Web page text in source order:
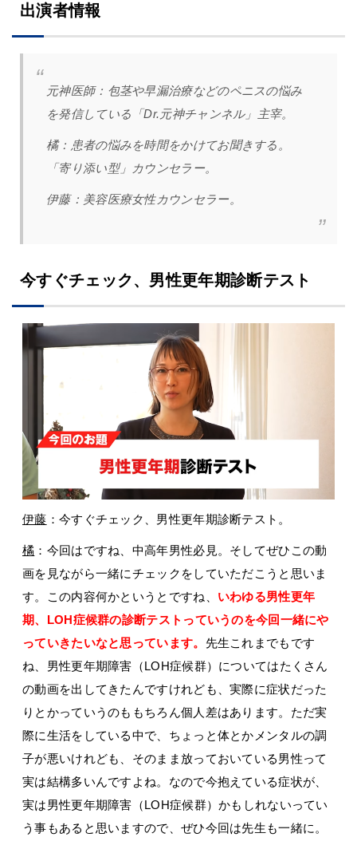
出演者情報
元神医師： 包茎や早漏治療などのペニスの悩み
を発信している「Dr.元神チャンネル」主宰。
橘： 患者の悩みを時間をかけてお聞きする。
「寄り添い型」カウンセラー。
伊藤：美容医療女性カウンセラー。
今すぐチェック、男性更年期診断テスト
伊藤 ：今すぐチェック、男性更年期診断テスト。
橘 ：今回はですね、中高年男性必見。そしてぜひこの動
画を見ながら一緒にチェックをしていただこうと思いま
す。この内容何かというとですね、 いわゆる男性更年
期、LOH症候群の診断テストっていうのを今回一緒にや
っていきたいなと思っています。 先生これまでもです
ね、男性更年期障害（LOH症候群）についてはたくさん
の動画を出してきたんですけれども、実際に症状だった
りとかっていうのももちろん個人差はあります。ただ実
際に生活をしている中で、ちょっと体とかメンタルの調
子が悪いけれども、そのまま放っておいている男性って
実は結構多いんですよね。なので今抱えている症状が、
実は男性更年期障害（LOH症候群）かもしれないってい
う事もあると思いますので、ぜひ今回は先生も一緒に。